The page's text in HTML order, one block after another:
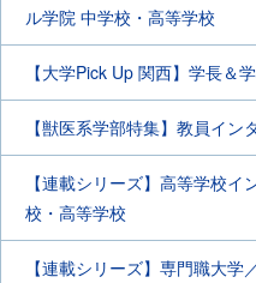
ル学院 中学校・高等学校
【大学Pick Up 関西】学長
【獣医系学部特集】教員イ
【連載シリーズ】高等学校
校・高等学校
【連載シリーズ】専門職大